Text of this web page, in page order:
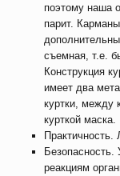
поэтому наша
парит.
съемная, т.е.
Конструкция
имеет два
куртки, между
курткой маска.
Практичность.
реакциям